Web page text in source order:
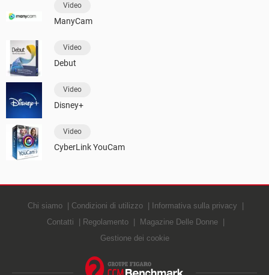
Video
ManyCam
Video
Debut
Video
Disney+
Video
CyberLink YouCam
Chi siamo Condizioni di utilizzo
Informativa sulla privacy
Contatti
Regolamento
Magazine Delle Donne
Gestione dei cookie